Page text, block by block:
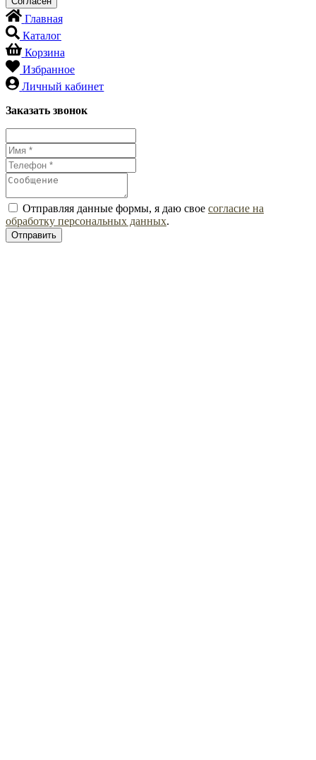
Главная
Каталог
Корзина
Избранное
Личный кабинет
Заказать звонок
Отправляя данные формы, я даю свое согласие на
обработку персональных данных.
Отправить